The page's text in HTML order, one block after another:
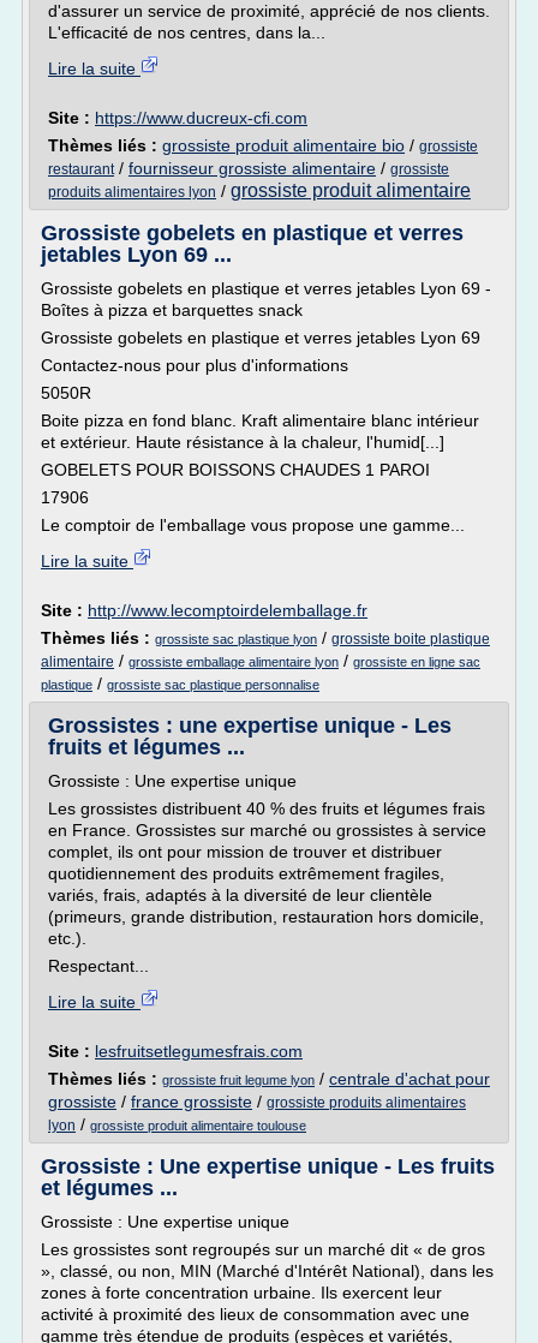
d'assurer un service de proximité, apprécié de nos clients.
L'efficacité de nos centres, dans la...
Lire la suite
Site : https://www.ducreux-cfi.com
Thèmes liés : grossiste produit alimentaire bio / grossiste
restaurant/ fournisseur grossiste alimentaire / grossiste
produits alimentaires lyon / grossiste produit alimentaire
Grossiste gobelets en plastique et verres
jetables Lyon 69 ...
Grossiste gobelets en plastique et verres jetables Lyon 69 -
Boîtes à pizza et barquettes snack
Grossiste gobelets en plastique et verres jetables Lyon 69
Contactez-nous pour plus d'informations
5050R
Boite pizza en fond blanc. Kraft alimentaire blanc intérieur
et extérieur. Haute résistance à la chaleur, l'humid[...]
GOBELETS POUR BOISSONS CHAUDES 1 PAROI
17906
Le comptoir de l'emballage vous propose une gamme...
Lire la suite
Site : http://www.lecomptoirdelemballage.fr
Thèmes liés : grossiste sac plastique lyon / grossiste boite plastique
alimentaire / grossiste emballage alimentaire lyon / grossiste en ligne sac
plastique / grossiste sac plastique personnalise
Grossistes : une expertise unique - Les
fruits et légumes ...
Grossiste : Une expertise unique
Les grossistes distribuent 40 % des fruits et légumes frais
en France. Grossistes sur marché ou grossistes à service
complet, ils ont pour mission de trouver et distribuer
quotidiennement des produits extrêmement fragiles,
variés, frais, adaptés à la diversité de leur clientèle
(primeurs, grande distribution, restauration hors domicile,
etc.).
Respectant...
Lire la suite
Site : lesfruitsetlegumesfrais.com
Thèmes liés : grossiste fruit legume lyon / centrale d'achat pour
grossiste / france grossiste / grossiste produits alimentaires
lyon / grossiste produit alimentaire toulouse
Grossiste : Une expertise unique - Les fruits
et légumes ...
Grossiste : Une expertise unique
Les grossistes sont regroupés sur un marché dit « de gros
», classé, ou non, MIN (Marché d'Intérêt National), dans les
zones à forte concentration urbaine. Ils exercent leur
activité à proximité des lieux de consommation avec une
gamme très étendue de produits (espèces et variétés,